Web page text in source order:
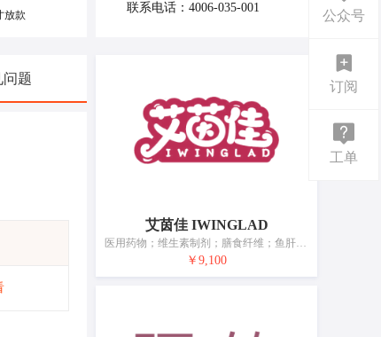
放款
问题
联系电话：4006-035-001
艾茵佳 IWINGLAD
医用药物；维生素制剂；膳食纤维；鱼肝油；婴儿奶粉；婴儿食品；营养补充剂；产包；婴儿尿布；婴儿尿裤
￥9,100
公众号
订阅
工单